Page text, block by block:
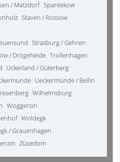
/ Matzdorf Spantekow
Staven / Rossow
Strasburg / Gehren
/ Drögeheide Trollenhagen
Uckerland / Güterberg
Ueckermünde / Bellin
Wilhelmsburg
Woggersin
Woldegk
/ Grauenhagen
Züsedom